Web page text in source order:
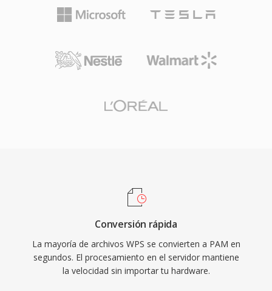
Conversión rápida
La mayoría de archivos WPS se convierten a PAM en
segundos. El procesamiento en el servidor mantiene
la velocidad sin importar tu hardware.